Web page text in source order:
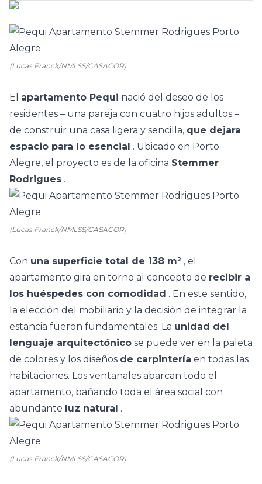
(Lucas Franck/NMLSS/CASACOR)
El apartamento Pequi nació del deseo de los
residentes – una pareja con cuatro hijos adultos –
de construir una casa ligera y sencilla, que dejara
espacio para lo esencial . Ubicado en Porto
Alegre, el proyecto es de la oficina Stemmer
Rodrigues .
(Lucas Franck/NMLSS/CASACOR)
Con una superficie total de 138 m² , el
apartamento gira en torno al concepto de recibir a
los huéspedes con comodidad . En este sentido,
la elección del mobiliario y la decisión de integrar la
estancia fueron fundamentales. La unidad del
lenguaje arquitectónico se puede ver en la paleta
de colores y los diseños de carpintería en todas las
habitaciones. Los ventanales abarcan todo el
apartamento, bañando toda el área social con
abundante luz natural .
(Lucas Franck/NMLSS/CASACOR)